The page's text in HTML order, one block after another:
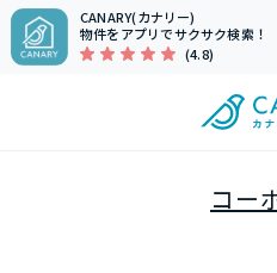
CANARY(カナリー)
物件をアプリでサクサク検索！
(4.8)
コー